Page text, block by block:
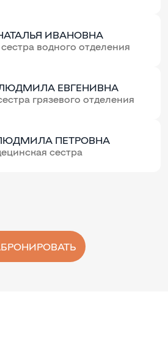
ИВАНОВНА
водного отделения
ЕВГЕНИВНА
грязевого отделения
ПЕТРОВНА
сестра